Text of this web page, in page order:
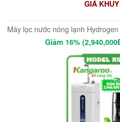
GIÁ
Máy lọc nước nóng lạnh
Giảm 16%